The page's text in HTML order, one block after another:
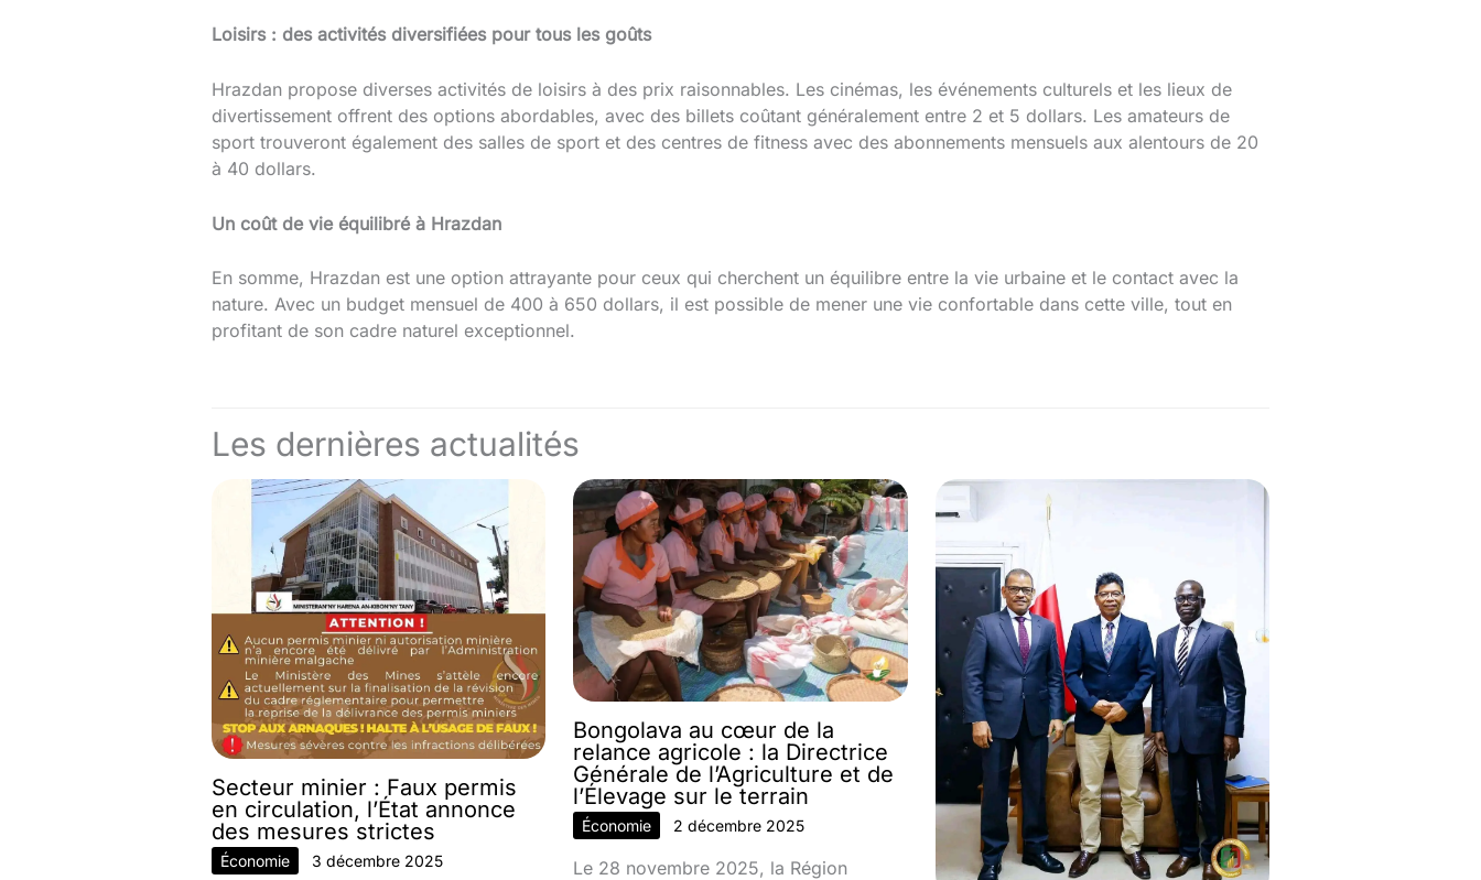
Loisirs : des activités diversifiées pour tous les goûts
Hrazdan propose diverses activités de loisirs à des prix raisonnables. Les cinémas, les événements culturels et les lieux de
divertissement offrent des options abordables, avec des billets coûtant généralement entre 2 et 5 dollars. Les amateurs de
sport trouveront également des salles de sport et des centres de fitness avec des abonnements mensuels aux alentours de 20
à 40 dollars.
Un coût de vie équilibré à Hrazdan
En somme, Hrazdan est une option attrayante pour ceux qui cherchent un équilibre entre la vie urbaine et le contact avec la
nature. Avec un budget mensuel de 400 à 650 dollars, il est possible de mener une vie confortable dans cette ville, tout en
profitant de son cadre naturel exceptionnel.
Les dernières actualités
Secteur minier : Faux permis
en circulation, l’État annonce
des mesures strictes
Économie 3 décembre 2025
Bongolava au cœur de la
relance agricole : la Directrice
Générale de l’Agriculture et de
l’Élevage sur le terrain
Économie 2 décembre 2025
Le 28 novembre 2025, la Région